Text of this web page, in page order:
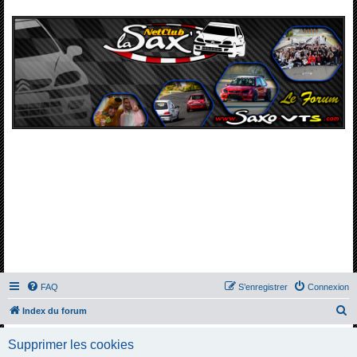
FAQ Connexion
S’enregistrer
Index du forum
Supprimer les cookies